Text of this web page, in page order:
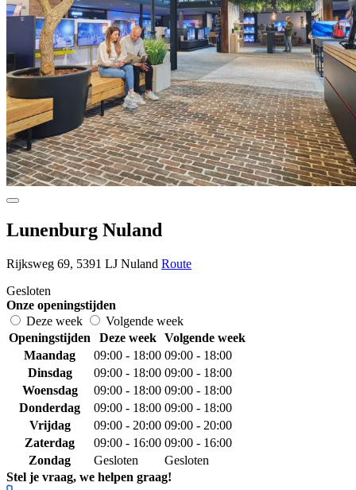
Lunenburg Nuland
Rijksweg 69, 5391 LJ Nuland Route
Gesloten
Onze openingstijden
Deze week
Volgende week
Openingstijden
Deze week
Volgende week
Maandag
09:00 - 18:00 09:00 - 18:00
Dinsdag
09:00 - 18:00 09:00 - 18:00
Woensdag
09:00 - 18:00 09:00 - 18:00
Donderdag
09:00 - 18:00 09:00 - 18:00
Vrijdag
09:00 - 20:00 09:00 - 20:00
Zaterdag
09:00 - 16:00 09:00 - 16:00
Zondag
Gesloten
Gesloten
Stel je vraag, we helpen graag!